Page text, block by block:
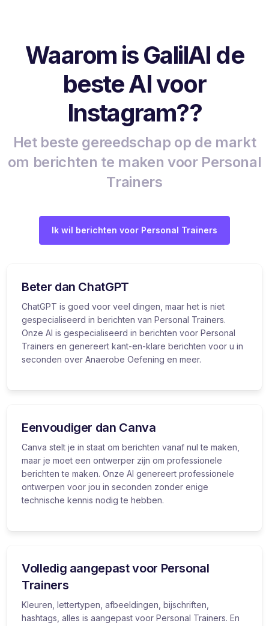
Waarom is GalilAI de
beste AI voor
Instagram??
Het beste gereedschap op de markt
om berichten te maken voor Personal
Trainers
Ik wil berichten voor Personal Trainers
Beter dan ChatGPT
ChatGPT is goed voor veel dingen, maar het is niet
gespecialiseerd in berichten van Personal Trainers.
Onze AI is gespecialiseerd in berichten voor Personal
Trainers en genereert kant-en-klare berichten voor u in
seconden over Anaerobe Oefening en meer.
Eenvoudiger dan Canva
Canva stelt je in staat om berichten vanaf nul te maken,
maar je moet een ontwerper zijn om professionele
berichten te maken. Onze AI genereert professionele
ontwerpen voor jou in seconden zonder enige
technische kennis nodig te hebben.
Volledig aangepast voor Personal
Trainers
Kleuren, lettertypen, afbeeldingen, bijschriften,
hashtags, alles is aangepast voor Personal Trainers. En